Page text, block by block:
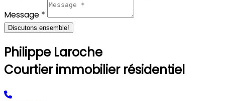
Message *
Discutons ensemble!
Philippe Laroche
Courtier immobilier résidentiel